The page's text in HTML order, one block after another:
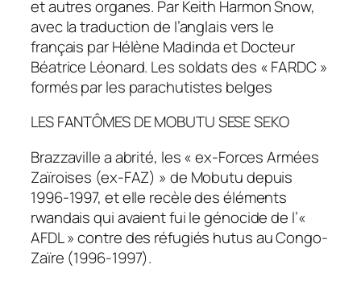
et autres organes. Par Keith Harmon Snow,
avec la traduction de l’anglais vers le
français par Hélène Madinda et Docteur
Béatrice Léonard. Les soldats des « FARDC »
formés par les parachutistes belges
LES FANTÔMES DE MOBUTU SESE SEKO
Brazzaville a abrité, les « ex-Forces Armées
Zaïroises (ex-FAZ) » de Mobutu depuis
1996-1997, et elle recèle des éléments
rwandais qui avaient fui le génocide de l’«
AFDL » contre des réfugiés hutus au Congo-
Zaïre (1996-1997).